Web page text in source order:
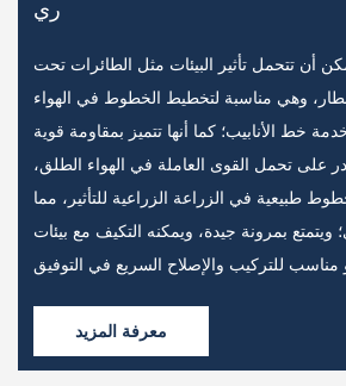
ري
أن تتحمل تأثير البيئات مثل الطائرات تحت
وهي مناسبة لتخطيط الخطوط في الهواء
خط الأنابيب؛ كما أنها تتميز بمقاومة قوية
على تحمل القوى العاملة في الهواء الطلق،
طبيعية في الزراعة الزراعية للتأثير، مما
بمرونة جيدة، ويمكنه التكيف مع بيئات
معرفة المزيد